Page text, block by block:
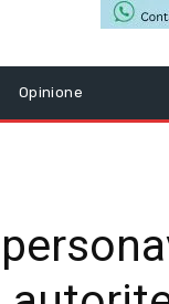
Opinione